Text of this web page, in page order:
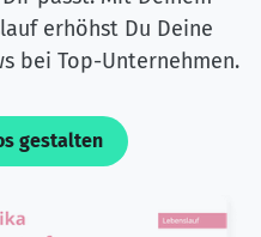
erhöhst Du Deine
bei Top-Unternehmen.
gestalten